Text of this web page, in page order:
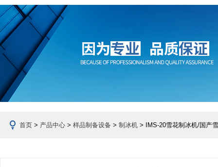
首页 > 产品中心 > 样品制备设备 > 制冰机 > IMS-20雪花制冰机/国产